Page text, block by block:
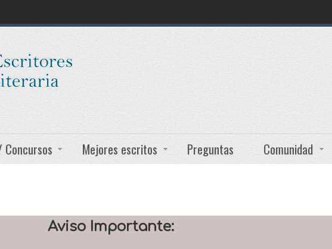
Mejores escritos Preguntas Comunidad
Aviso Importante: